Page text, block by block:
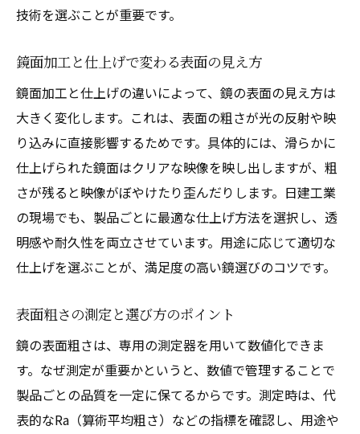
技術を選ぶことが重要です。
鏡面加工と仕上げで変わる表面の見え方
鏡面加工と仕上げの違いによって、鏡の表面の見え方は
大きく変化します。これは、表面の粗さが光の反射や映
り込みに直接影響するためです。具体的には、滑らかに
仕上げられた鏡面はクリアな映像を映し出しますが、粗
さが残ると映像がぼやけたり歪んだりします。日建工業
の現場でも、製品ごとに最適な仕上げ方法を選択し、透
明感や耐久性を両立させています。用途に応じて適切な
仕上げを選ぶことが、満足度の高い鏡選びのコツです。
表面粗さの測定と選び方のポイント
鏡の表面粗さは、専用の測定器を用いて数値化できま
す。なぜ測定が重要かというと、数値で管理することで
製品ごとの品質を一定に保てるからです。測定時は、代
表的なRa（算術平均粗さ）などの指標を確認し、用途や